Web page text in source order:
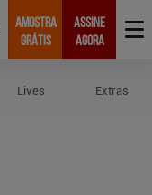
AMOSTRA
GRÁTIS
ASSINE
AGORA
Lives Extras